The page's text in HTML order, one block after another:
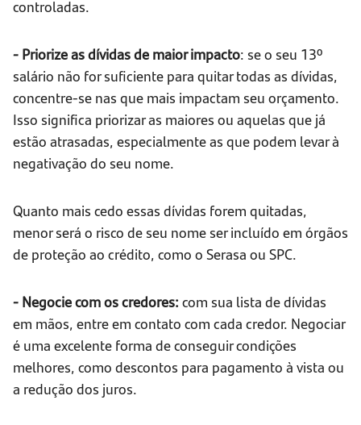
controladas.
- Priorize as dívidas de maior impacto: se o seu 13º
salário não for suficiente para quitar todas as dívidas,
concentre-se nas que mais impactam seu orçamento.
Isso significa priorizar as maiores ou aquelas que já
estão atrasadas, especialmente as que podem levar à
negativação do seu nome.
Quanto mais cedo essas dívidas forem quitadas,
menor será o risco de seu nome ser incluído em órgãos
de proteção ao crédito, como o Serasa ou SPC.
- Negocie com os credores: com sua lista de dívidas
em mãos, entre em contato com cada credor. Negociar
é uma excelente forma de conseguir condições
melhores, como descontos para pagamento à vista ou
a redução dos juros.